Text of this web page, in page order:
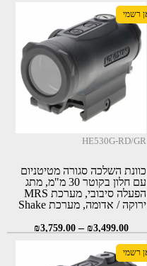
רשמי
HE530G-RD/GR
כוונת השלכה סגורה מטיטניום
עם חלון בקוטר 30 מ"מ, מתג
הפעלה סיבובי, מערכת MRS
ירוקה / אדומה, מערכת Shake
₪3,499.00
–
₪3,759.00
רשמי